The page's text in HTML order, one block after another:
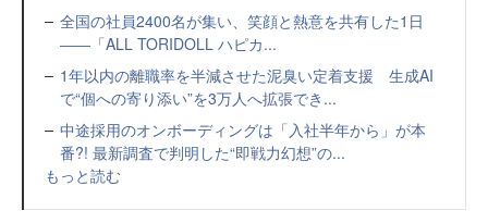
全国の社員2400名が集い、笑顔と熱意を共有した1日
――「ALL TORIDOLL ハピカ...
1年以内の離職率を半減させた泥臭い定着支援 生成AI
で“個への寄り添い”を3万人へ拡張でき...
中途採用のオンボーディングは「入社半年から」が本
番?! 最新調査で判明した“即戦力幻想”の...
もっと読む